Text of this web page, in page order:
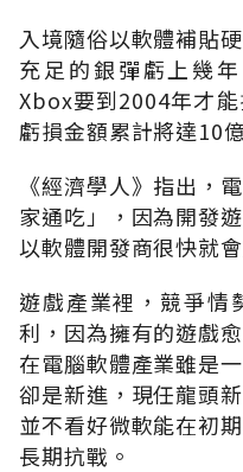
入境隨俗以軟體補貼
充足的銀彈虧上幾
Xbox要到2004年才
虧損金額累計將達10
《經濟學人》指出，
家通吃」，因為開發
以軟體開發商很快就
遊戲產業裡，競爭情
利，因為擁有的遊戲
在電腦軟體產業雖是
卻是新進，現任龍頭
並不看好微軟能在初
長期抗戰。